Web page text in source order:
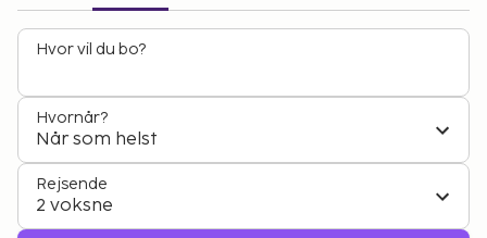
Hvor vil du bo?
Hvornår?
Når som helst
Rejsende
2 voksne